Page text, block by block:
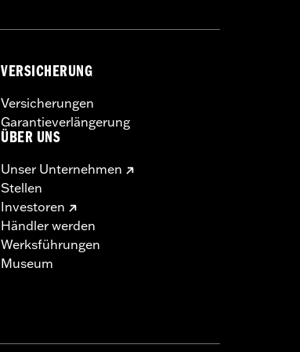
VERSICHERUNG
Versicherungen
Garantieverlängerung
ÜBER UNS
Unser Unternehmen
Stellen
Investoren
Händler werden
Werksführungen
Museum